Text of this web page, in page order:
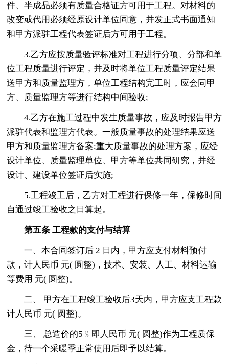
件、半成品必须有质量合格证方可用于工程。对材料的
改变或代用必须经原设计单位同意，并发正式书面通知
和甲方派驻工程代表签证后方可用于工程。
3.乙方应按质量验评标准对工程进行分项、分部和单
位工程质量进行评定，并及时将单位工程质量评定结果
送甲方和质量监理方，单位工程结构完工时，应会同甲
方、质量监理方等进行结构中间验收;
4.乙方在施工过程中发生质量事故，应及时报告甲方
派驻代表和监理方代表。一般质量事故的处理结果应送
甲方和质量监理方备案;重大质量事故的处理方案，应经
设计单位、质量监理单位、甲方等单位共同研究，并经
设计、建设单位签证后实施;
5.工程竣工后，乙方对工程进行保修一年，保修时间
自通过竣工验收之日算起。
第五条 工程款的支付与结算
一、本合同签订后 2 日内，甲方应支付材料预付
款，计人民币 元( 圆整)，技术、安装、人工、材料运输
等费用 元( 圆整)。
二、 甲方在工程竣工验收后3天内，甲方应支工程款
计人民币 元( 圆整)。
三、 总造价的5﹪即人民币 元( 圆整)作为工程质保
金，待一个采暖季正常使用后即予以结算。